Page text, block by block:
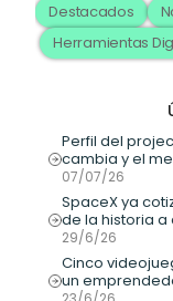
Destacados
Herramientas
Perfil del
cambia y el
07/07/26
SpaceX ya
de la historia
29/6/26
Cinco
un